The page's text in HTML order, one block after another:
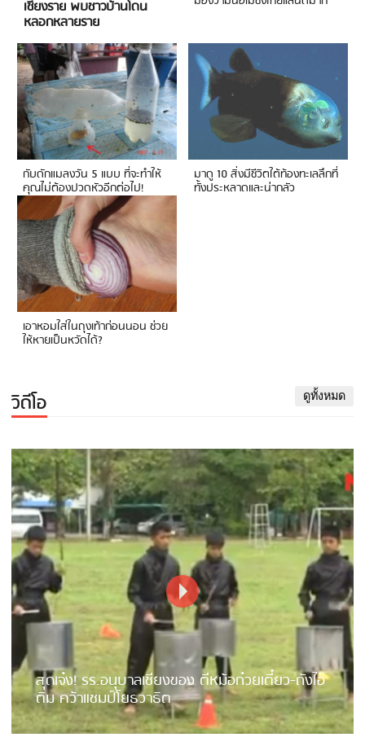
เชียงราย พบชาวบ้านโดน
หลอกหลายราย
กับดักแมลงวัน 5 แบบ ที่จะทำให้
คุณไม่ต้องปวดหัวอีกต่อไป!
มาดู 10 สิ่งมีชีวิตใต้ท้องทะเลลึกที่
ทั้งประหลาดและน่ากลัว
เอาหอมใส่ในถุงเท้าก่อนนอน ช่วย
ให้หายเป็นหวัดได้?
วิดีโอ ดูทั้งหมด
สุดเจ๋ง! รร.อนุบาลเชียงของ ตีหม้อก๋วยเตี๋ยว-ถังไอ
ติม คว้าแชมป์โยธวาธิต